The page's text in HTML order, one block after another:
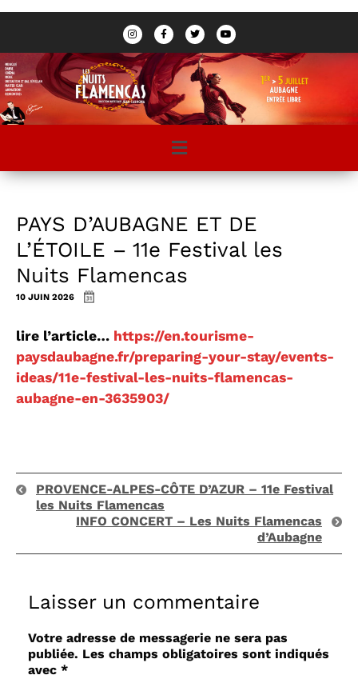
PAYS D’AUBAGNE ET DE
L’ÉTOILE – 11e Festival les
Nuits Flamencas
10 JUIN 2026
lire l’article… https://en.tourisme-
paysdaubagne.fr/preparing-your-stay/events-
ideas/11e-festival-les-nuits-flamencas-
aubagne-en-3635903/
PROVENCE-ALPES-CÔTE D’AZUR – 11e Festival
les Nuits Flamencas
INFO CONCERT – Les Nuits Flamencas
d’Aubagne
Laisser un commentaire
Votre adresse de messagerie ne sera pas
publiée. Les champs obligatoires sont indiqués
avec *